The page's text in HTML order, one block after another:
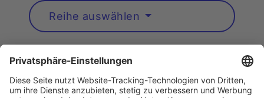
Reihe auswählen
Künstler*innen A–Z